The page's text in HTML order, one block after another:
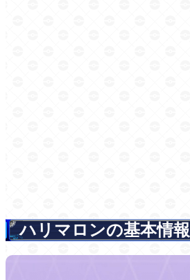
ハリマロンの基本情報